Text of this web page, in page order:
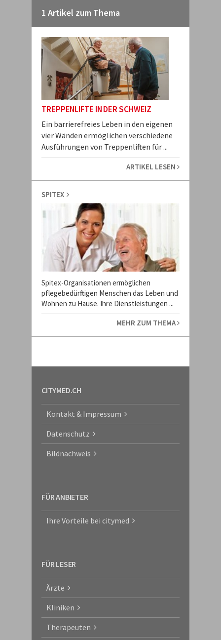
1 Artikel zum Thema
TREPPENLIFTE IN DER SCHWEIZ
Ein barrierefreies Leben in den eigenen
vier Wänden ermöglichen verschiedene
Ausführungen von Treppenliften für ...
ARTIKEL LESEN
SPITEX
Spitex-Organisationen ermöglichen
pflegebedürftigen Menschen das Leben und
Wohnen zu Hause. Ihre Dienstleistungen ...
MEHR ZUM THEMA
CITYMED.CH
Kontakt & Impressum
Datenschutz
Bildnachweis
FÜR ANBIETER
Ihre Vorteile bei citymed
FÜR LESER
Ärzte
Kliniken
Therapeuten